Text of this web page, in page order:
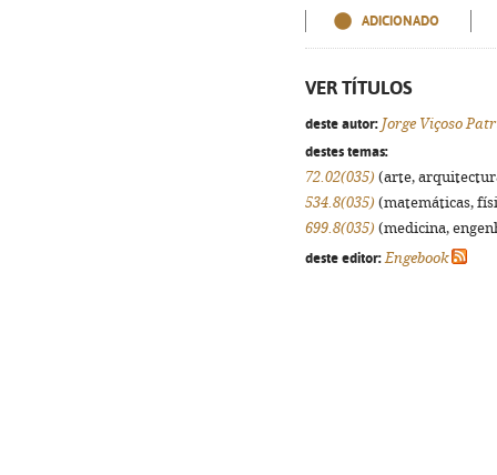
ADICIONADO
VER TÍTULOS
deste autor: Jorge Viçoso
destes temas:
72.02(035) (arte,
534.8(035) (matemáticas,
699.8(035) (medicina,
deste editor: Engebook